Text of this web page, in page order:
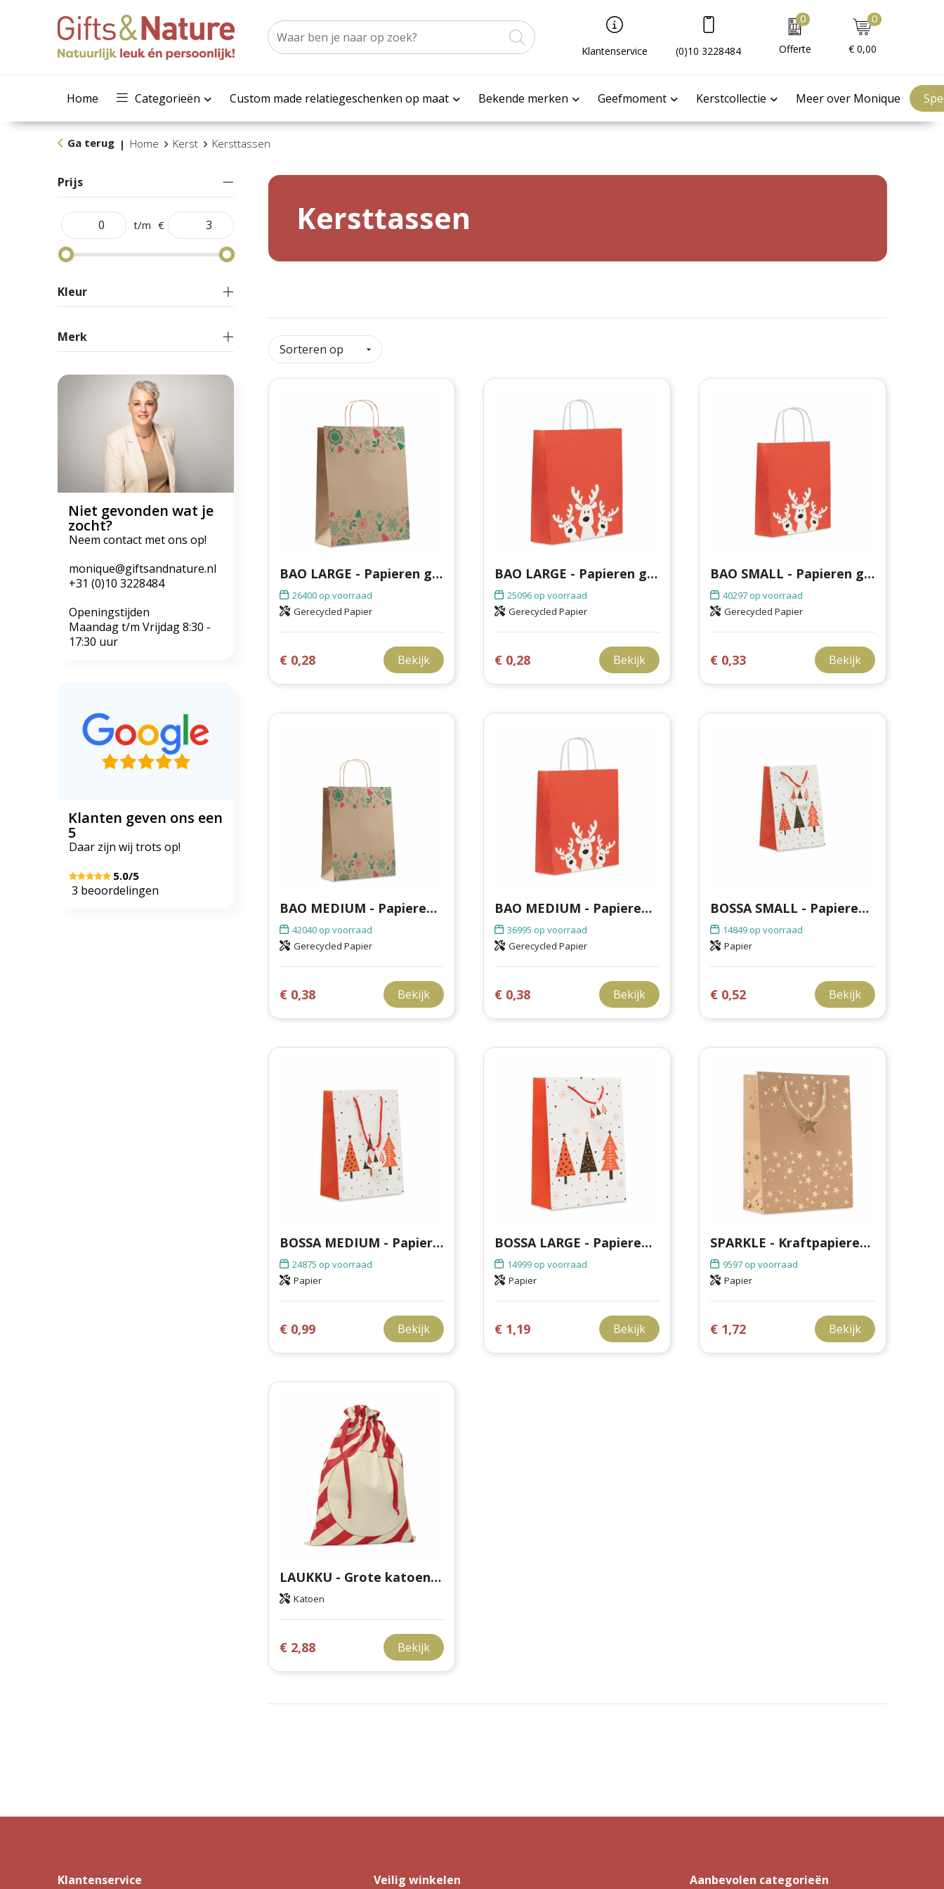
Klantenservice (0)10 3228484
0
Offerte
0
€ 0,00
Home Categorieën Custom made relatiegeschenken op maat Bekende merken Geefmoment Kerstcollectie Meer over Monique
Ga terug | Home Kerst Kersttassen
Prijs
t/m €
Kleur
Merk
Niet gevonden wat je
zocht?
Neem contact met ons op!
monique@giftsandnature.nl
+31 (0)10 3228484
Openingstijden
Maandag t/m Vrijdag 8:30 -
17:30 uur
Klanten geven ons een
5
Daar zijn wij trots op!
5.0/5
3 beoordelingen
Kersttassen
BAO LARGE - Papieren geschenkzak groot
26400op voorraad
Gerecycled Papier
€ 0,28 Bekijk
BAO LARGE - Papieren geschenkzakje (L)
25096 op voorraad
Gerecycled Papier
€ 0,28 Bekijk
BAO SMALL - Papieren geschenkzakje (S)
40297 op voorraad
Gerecycled Papier
€ 0,33 Bekijk
BAO MEDIUM - Papieren geschenkzakje medium
42040op voorraad
Gerecycled Papier
€ 0,38 Bekijk
BAO MEDIUM - Papieren geschenkzakje (M)
36995 op voorraad
Gerecycled Papier
€ 0,38 Bekijk
BOSSA SMALL - Papieren geschenkzakje (S)
14849 op voorraad
Papier
€ 0,52 Bekijk
BOSSA MEDIUM - Papieren geschenkzakje (M)
24875 op voorraad
Papier
€ 0,99 Bekijk
BOSSA LARGE - Papieren geschenkzakje (L)
14999 op voorraad
Papier
€ 1,19 Bekijk
SPARKLE - Kraftpapieren geschenkzak
9597 op voorraad
Papier
€ 1,72 Bekijk
LAUKKU - Grote katoenen tas kerstmotief
Katoen
€ 2,88 Bekijk
Klantenservice Veilig winkelen Aanbevolen categorieën